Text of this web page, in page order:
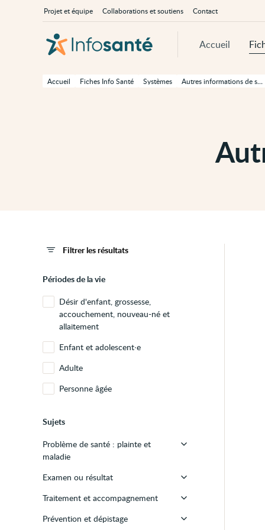
Accueil Fiches Info Santé Systèmes Autres informations de santé
principale
Accueil
À
propos
Projet et équipe Collaborations et soutiens Contact
Filtrer les résultats
Périodes de la vie
Désir d'enfant, grossesse,
accouchement, nouveau-né et
allaitement
Enfant et adolescent∙e
Adulte
Personne âgée
Sujets
Problème de santé : plainte et
maladie
Douleur
Inflammation ou infection
Saignement
Examen ou résultat
Examen
Résultat d'examen
Traitement et accompagnement
Premiers secours
Prévention et dépistage